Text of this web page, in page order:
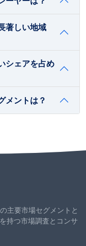
著しい地域
シェアを占め
メントは？
主要市場セグメントと
持つ市場調査とコンサ